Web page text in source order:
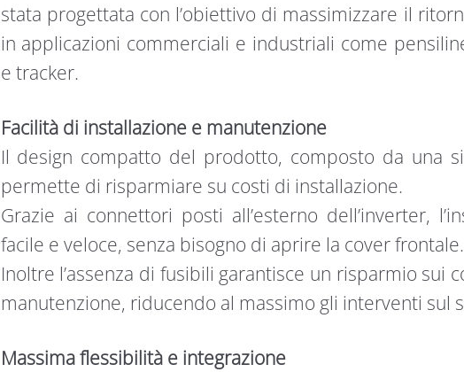
stata progettata con l’obiettivo di massimizzare il
in applicazioni commerciali e industriali come
e tracker.
Facilità di installazione e manutenzione
Il design compatto del prodotto, composto da una
permette di risparmiare su costi di installazione.
Grazie ai connettori posti all’esterno dell’inverter,
facile e veloce, senza bisogno di aprire la cover frontale.
Inoltre l’assenza di fusibili garantisce un risparmio sui
manutenzione, riducendo al massimo gli interventi sul
Massima flessibilità e integrazione